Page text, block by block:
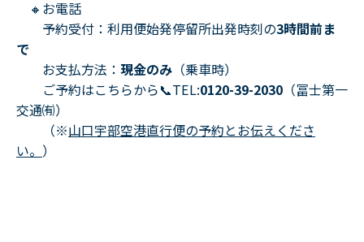
🔸お電話
予約受付：利用便始発停留所出発時刻の3時間前ま
で
お支払方法： 現金のみ （乗車時）
ご予約はこちらから📞TEL:0120-39-2030 （冨士第一
交通㈲）
（※山口宇部空港直行便の予約とお伝えくださ
い。 ）